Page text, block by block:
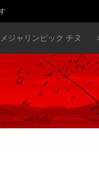
メジャリンピック チヌ